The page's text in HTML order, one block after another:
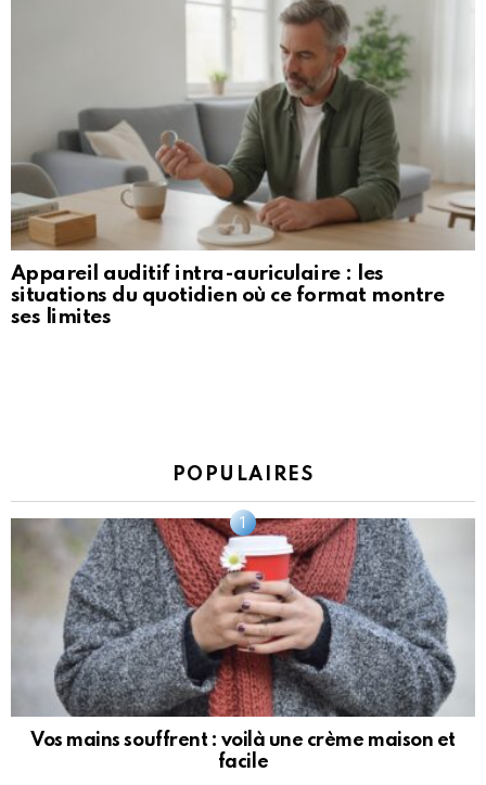
Appareil auditif intra-auriculaire : les
situations du quotidien où ce format montre
ses limites
POPULAIRES
Vos mains souffrent : voilà une crème maison et
facile